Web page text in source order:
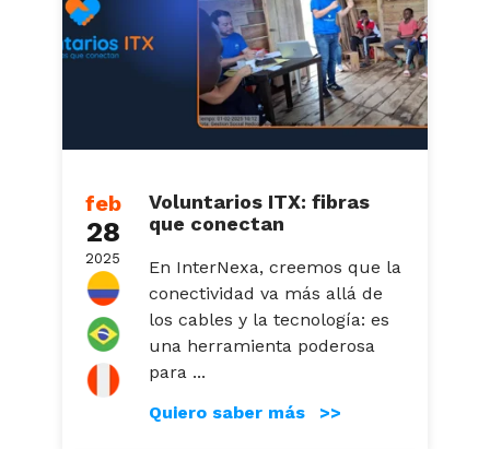
feb
28
2025
Voluntarios ITX: fibras
que conectan
En InterNexa, creemos que la
conectividad va más allá de
los cables y la tecnología: es
una herramienta poderosa
para ...
Quiero saber más >>